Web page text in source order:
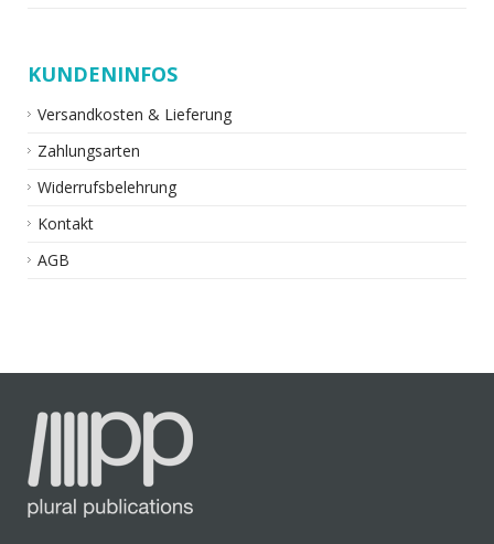
KUNDENINFOS
Versandkosten & Lieferung
Zahlungsarten
Widerrufsbelehrung
Kontakt
AGB